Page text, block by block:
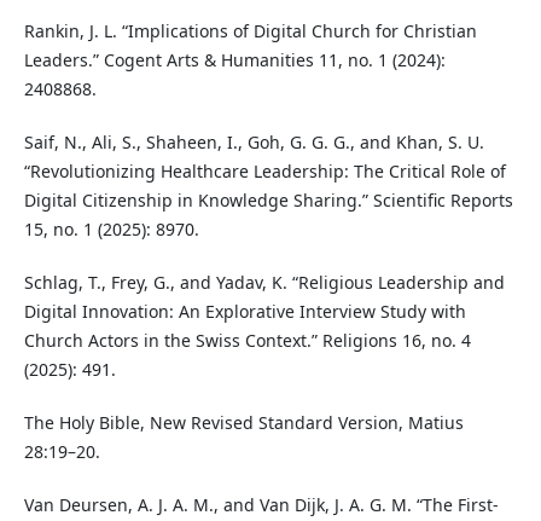
Rankin, J. L. “Implications of Digital Church for Christian
Leaders.” Cogent Arts & Humanities 11, no. 1 (2024):
2408868.
Saif, N., Ali, S., Shaheen, I., Goh, G. G. G., and Khan, S. U.
“Revolutionizing Healthcare Leadership: The Critical Role of
Digital Citizenship in Knowledge Sharing.” Scientific Reports
15, no. 1 (2025): 8970.
Schlag, T., Frey, G., and Yadav, K. “Religious Leadership and
Digital Innovation: An Explorative Interview Study with
Church Actors in the Swiss Context.” Religions 16, no. 4
(2025): 491.
The Holy Bible, New Revised Standard Version, Matius
28:19–20.
Van Deursen, A. J. A. M., and Van Dijk, J. A. G. M. “The First-